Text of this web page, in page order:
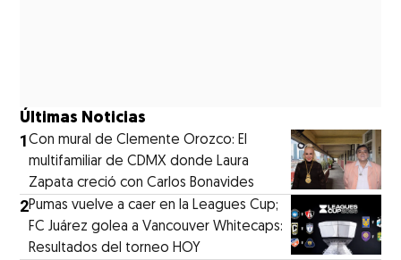
Últimas Noticias
1Con mural de Clemente Orozco: El
multifamiliar de CDMX donde Laura
Zapata creció con Carlos Bonavides
2Pumas vuelve a caer en la Leagues Cup;
FC Juárez golea a Vancouver Whitecaps:
Resultados del torneo HOY